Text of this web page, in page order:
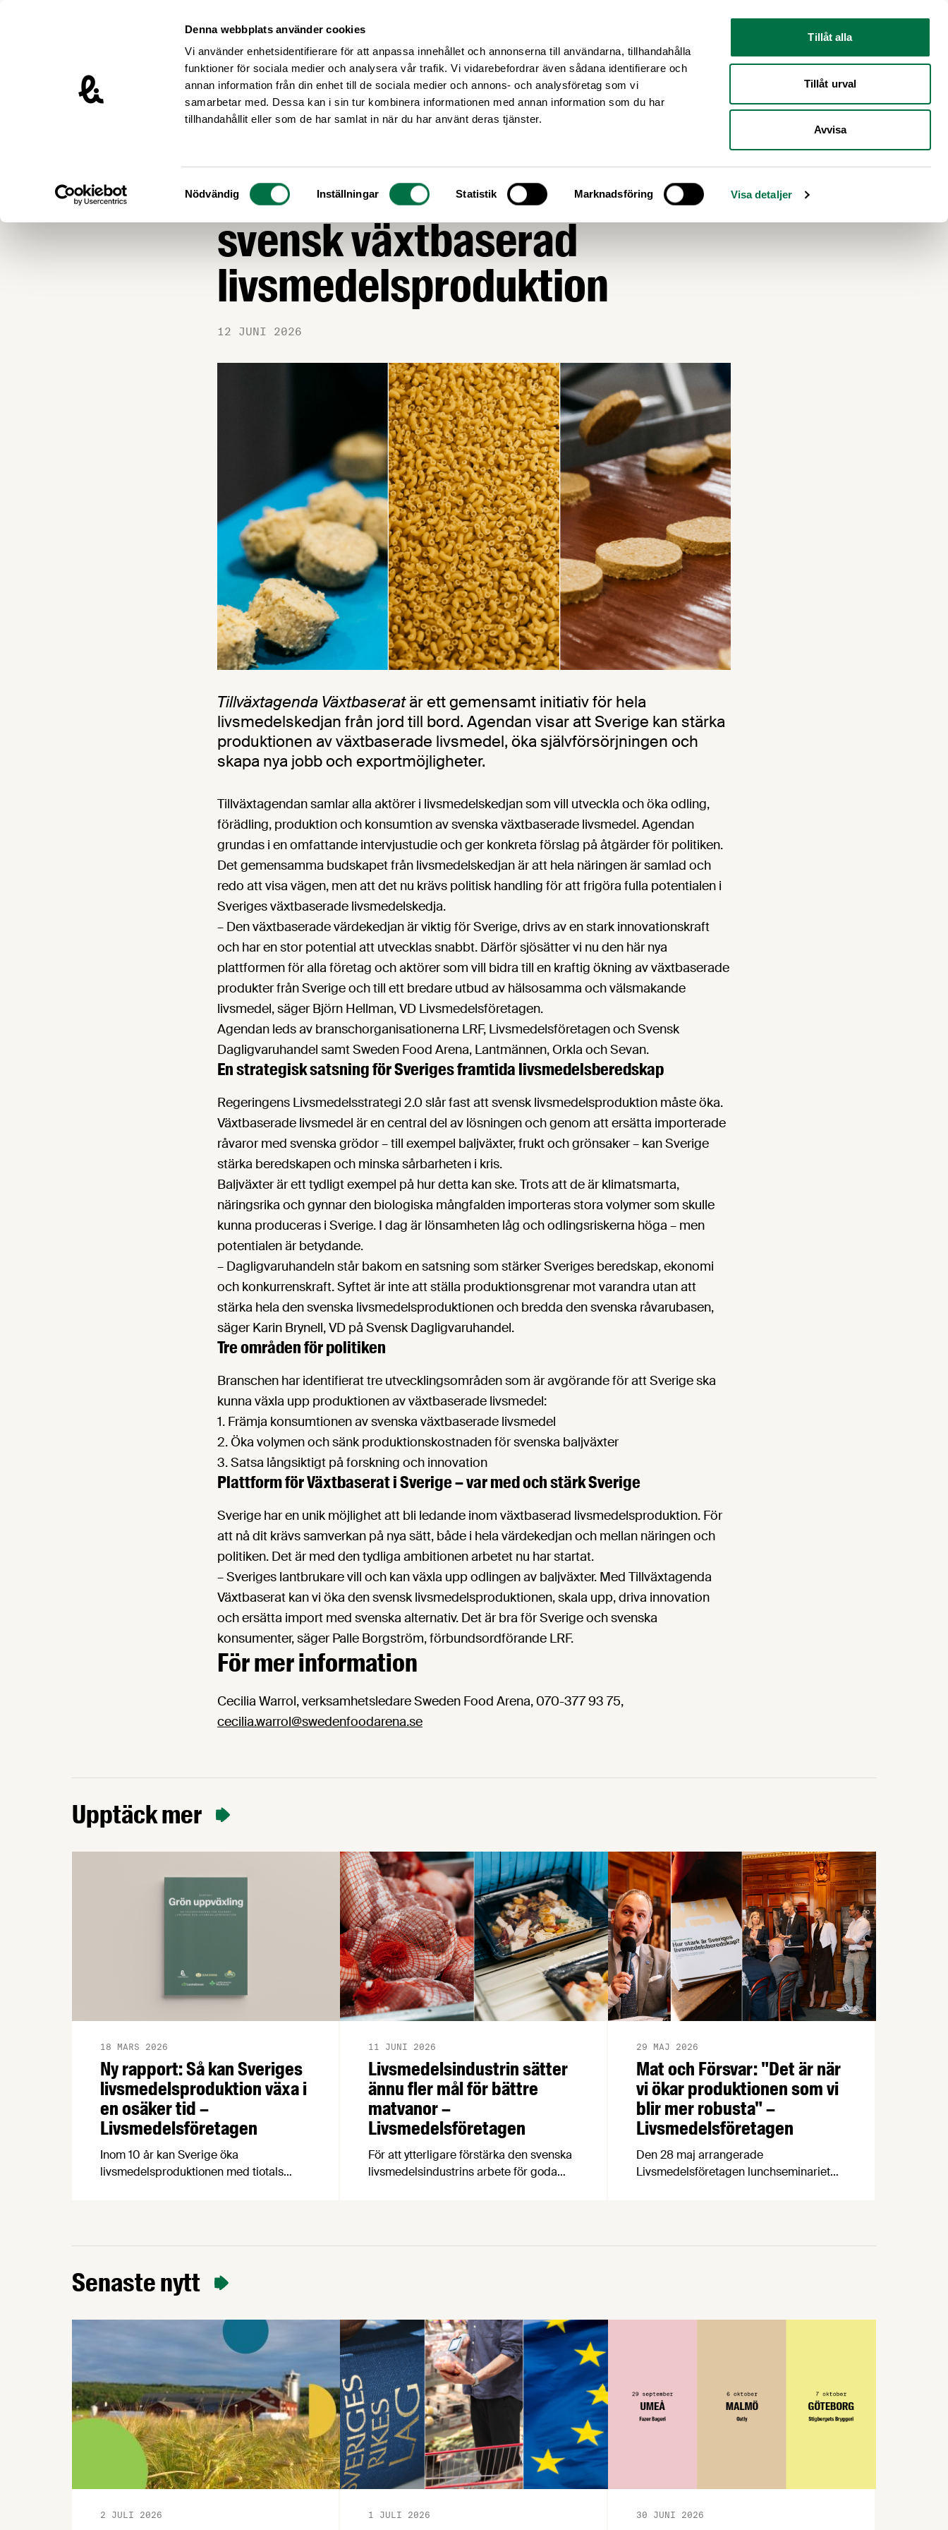
Denna webbplats använder cookies
Vi använder enhetsidentifierare för att anpassa innehållet och annonserna till användarna, tillhandahålla
funktioner för sociala medier och analysera vår trafik. Vi vidarebefordrar även sådana identifierare och
annan information från din enhet till de sociala medier och annons- och analysföretag som vi
samarbetar med. Dessa kan i sin tur kombinera informationen med annan information som du har
tillhandahållit eller som de har samlat in när du har använt deras tjänster.
Samtyckesval
Nödvändig Inställningar Statistik Marknadsföring Visa detaljer
Tillåt alla
Tillåt urval
Avvisa
Livsmedelsföretagen – till startsidan
Nyheter
Ny tillväxtagenda ska stärka
svensk växtbaserad
livsmedelsproduktion
12 JUNI 2026
Tillväxtagenda Växtbaseratär ett gemensamt initiativ för hela
livsmedelskedjan från jord till bord. Agendan visar att Sverige kan stärka
produktionen av växtbaserade livsmedel, öka självförsörjningen och
skapa nya jobb och exportmöjligheter.
Tillväxtagendan samlar alla aktörer i livsmedelskedjan som vill utveckla och öka odling,
förädling, produktion och konsumtion av svenska växtbaserade livsmedel. Agendan
grundas i en omfattande intervjustudie och ger konkreta förslag på åtgärder för politiken.
Det gemensamma budskapet från livsmedelskedjan är att hela näringen är samlad och
redo att visa vägen, men att det nu krävs politisk handling för att frigöra fulla potentialen i
Sveriges växtbaserade livsmedelskedja.
– Den växtbaserade värdekedjan är viktig för Sverige, drivs av en stark innovationskraft
och har en stor potential att utvecklas snabbt. Därför sjösätter vi nu den här nya
plattformen för alla företag och aktörer som vill bidra till en kraftig ökning av växtbaserade
produkter från Sverige och till ett bredare utbud av hälsosamma och välsmakande
livsmedel, säger Björn Hellman, VD Livsmedelsföretagen.
Agendan leds av branschorganisationerna LRF, Livsmedelsföretagen och Svensk
Dagligvaruhandel samt Sweden Food Arena, Lantmännen, Orkla och Sevan.
En strategisk satsning för Sveriges framtida livsmedels­beredskap
Regeringens Livsmedelsstrategi 2.0 slår fast att svensk livsmedelsproduktion måste öka.
Växtbaserade livsmedel är en central del av lösningen och genom att ersätta importerade
råvaror med svenska grödor – till exempel baljväxter, frukt och grönsaker – kan Sverige
stärka beredskapen och minska sårbarheten i kris.
Baljväxter är ett tydligt exempel på hur detta kan ske. Trots att de är klimatsmarta,
näringsrika och gynnar den biologiska mångfalden importeras stora volymer som skulle
kunna produceras i Sverige. I dag är lönsamheten låg och odlingsriskerna höga – men
potentialen är betydande.
– Dagligvaruhandeln står bakom en satsning som stärker Sveriges beredskap, ekonomi
och konkurrenskraft. Syftet är inte att ställa produktionsgrenar mot varandra utan att
stärka hela den svenska livsmedelsproduktionen och bredda den svenska råvarubasen,
säger Karin Brynell, VD på Svensk Dagligvaruhandel.
Tre områden för politiken
Branschen har identifierat tre utvecklingsområden som är avgörande för att Sverige ska
kunna växla upp produktionen av växtbaserade livsmedel:
1. Främja konsumtionen av svenska växtbaserade livsmedel
2. Öka volymen och sänk produktionskostnaden för svenska baljväxter
3. Satsa långsiktigt på forskning och innovation
Plattform för Växtbaserat i Sverige – var med och stärk Sverige
Sverige har en unik möjlighet att bli ledande inom växtbaserad livsmedelsproduktion. För
att nå dit krävs samverkan på nya sätt, både i hela värdekedjan och mellan näringen och
politiken. Det är med den tydliga ambitionen arbetet nu har startat.
– Sveriges lantbrukare vill och kan växla upp odlingen av baljväxter. Med Tillväxtagenda
Växtbaserat kan vi öka den svensk livsmedelsproduktionen, skala upp, driva innovation
och ersätta import med svenska alternativ. Det är bra för Sverige och svenska
konsumenter, säger Palle Borgström, förbundsordförande LRF.
För mer information
Cecilia Warrol, verksamhetsledare Sweden Food Arena, 070-377 93 75,
cecilia.warrol@swedenfoodarena.se
Upptäck mer
Ny rapport: Så kan Sveriges
livsmedelsproduktion växa i
en osäker tid –
Livsmedelsföretagen
18 MARS 2026
Inom 10 år kan Sverige öka
livsmedelsproduktionen med tiotals
till regeringen av Livsmedelsföretagen,
Arla, Lantmännen, Scan Sverige och
Livsmedelsindustrin sätter
ännu fler mål för bättre
matvanor –
Livsmedelsföretagen
11 JUNI 2026
För att ytterligare förstärka den svenska
livsmedelsindustrins arbete för goda
Mat och Försvar: "Det är när
vi ökar produktionen som vi
blir mer robusta" –
Livsmedelsföretagen
29 MAJ 2026
Den 28 maj arrangerade
Livsmedelsföretagen lunchseminariet
Senaste nytt
2 JULI 2026 1 JULI 2026 30 JUNI 2026